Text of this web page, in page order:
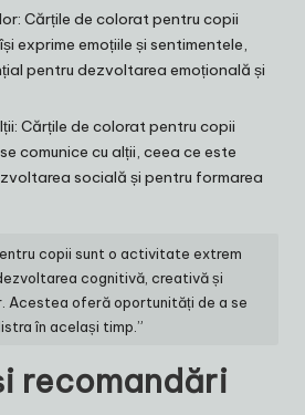
Cărțile de colorat pentru copii
exprime emoțiile și sentimentele,
pentru dezvoltarea emoțională și
Cărțile de colorat pentru copii
comunice cu alții, ceea ce este
socială și pentru formarea
copii sunt o activitate extrem
cognitivă, creativă și
Acestea oferă oportunități de a se
în același timp.”
recomandări